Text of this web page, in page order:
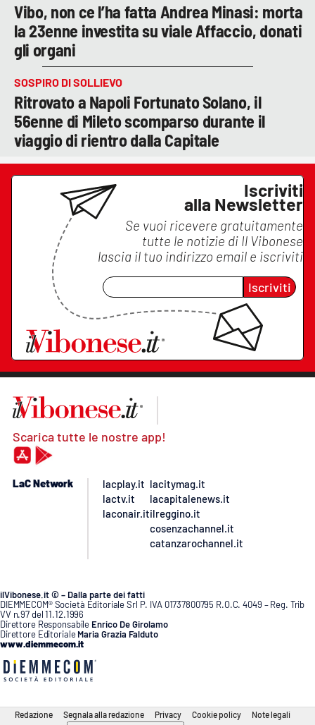
Vibo, non ce l’ha fatta Andrea Minasi: morta
la 23enne investita su viale Affaccio, donati
gli organi
SOSPIRO DI SOLLIEVO
Ritrovato a Napoli Fortunato Solano, il
56enne di Mileto scomparso durante il
viaggio di rientro dalla Capitale
Iscriviti
alla Newsletter
Se vuoi ricevere gratuitamente
tutte le notizie di Il Vibonese
lascia il tuo indirizzo email e iscriviti
Iscriviti
Scarica tutte le nostre app!
LaC Network
lacplay.it
lactv.it
laconair.it
lacitymag.it
lacapitalenews.it
ilreggino.it
cosenzachannel.it
catanzarochannel.it
ilVibonese.it © – Dalla parte dei fatti
DIEMMECOM® Società Editoriale Srl P. IVA 01737800795 R.O.C. 4049 – Reg. Trib
VV n.97 del 11.12.1996
Direttore Responsabile Enrico De Girolamo
Direttore Editoriale Maria Grazia Falduto
www.diemmecom.it
Redazione Segnala alla redazione Privacy Cookie policy Note legali